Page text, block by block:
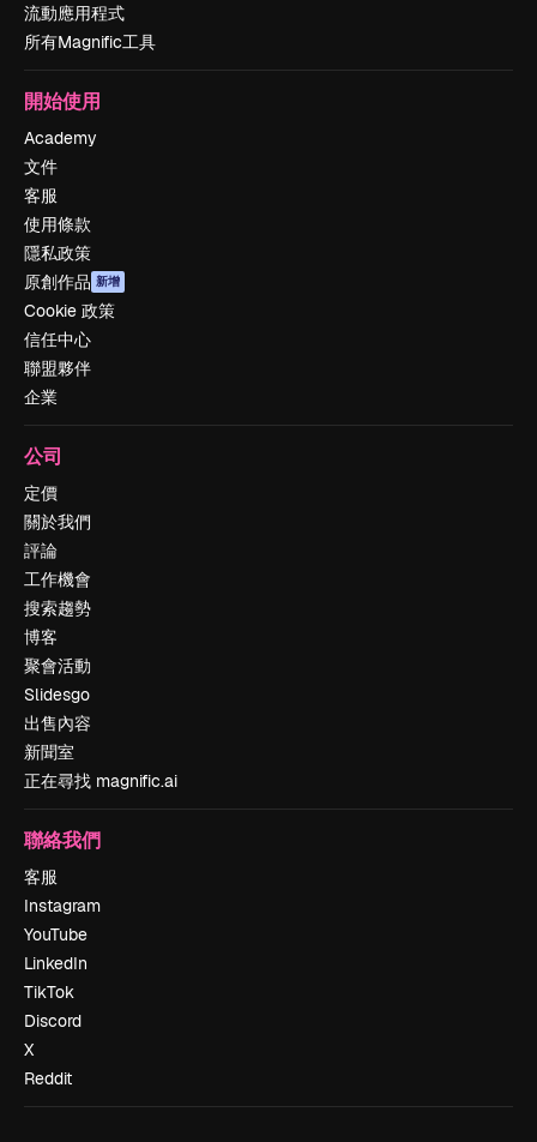
流動應用程式
所有Magnific工具
開始使用
Academy
文件
客服
使用條款
隱私政策
原創作品 新增
Cookie 政策
信任中心
聯盟夥伴
企業
公司
定價
關於我們
評論
工作機會
搜索趨勢
博客
聚會活動
Slidesgo
出售內容
新聞室
正在尋找 magnific.ai
聯絡我們
客服
Instagram
YouTube
LinkedIn
TikTok
Discord
X
Reddit